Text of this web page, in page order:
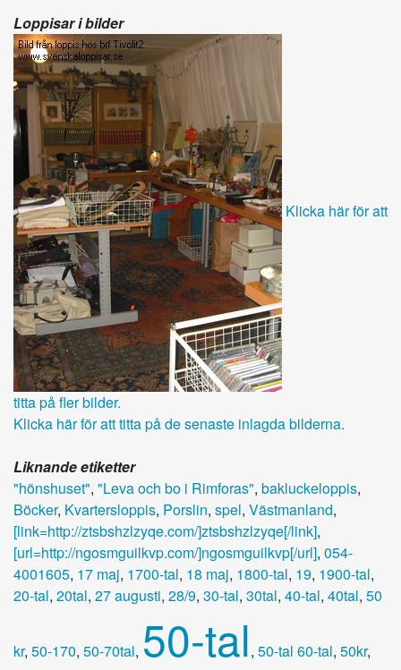
Loppisar i bilder
Klicka här för att
titta på fler bilder.
Klicka här för att titta på de senaste inlagda bilderna.
Liknande etiketter
"hönshuset", "Leva och bo i Rimforas", bakluckeloppis,
Böcker, Kvartersloppis, Porslin, spel, Västmanland,
[link=http://ztsbshzlzyqe.com/]ztsbshzlzyqe[/link],
[url=http://ngosmguilkvp.com/]ngosmguilkvp[/url], 054-
4001605, 17 maj, 1700-tal, 18 maj, 1800-tal, 19, 1900-tal,
20-tal, 20tal, 27 augusti, 28/9, 30-tal, 30tal, 40-tal, 40tal, 50
kr, 50-170, 50-70tal, 50-tal, 50-tal 60-tal, 50kr,